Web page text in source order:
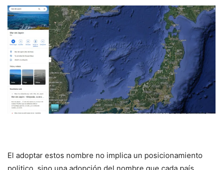
El adoptar estos nombre no implica un posicionamiento